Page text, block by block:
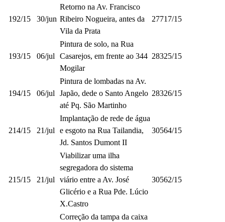
192/15 30/jun
Retorno na Av. Francisco
Ribeiro Nogueira, antes da
Vila da Prata
27717/15
193/15 06/jul
Pintura de solo, na Rua
Casarejos, em frente ao 344
Mogilar
28325/15
194/15 06/jul
Pintura de lombadas na Av.
Japão, dede o Santo Angelo
até Pq. São Martinho
28326/15
214/15 21/jul
Implantação de rede de água
e esgoto na Rua Tailandia,
Jd. Santos Dumont II
30564/15
215/15 21/jul
Viabilizar uma ilha
segregadora do sistema
viário entre a Av. José
Glicério e a Rua Pde. Lúcio
X.Castro
30562/15
Correção da tampa da caixa